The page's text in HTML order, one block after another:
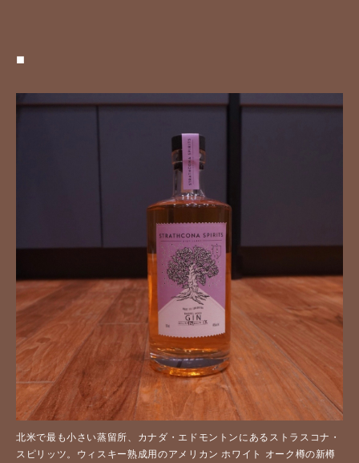
■
北米で最も小さい蒸留所、カナダ・エドモントンにあるストラスコナ・
スピリッツ。ウィスキー熟成用のアメリカン ホワイト オーク樽の新樽